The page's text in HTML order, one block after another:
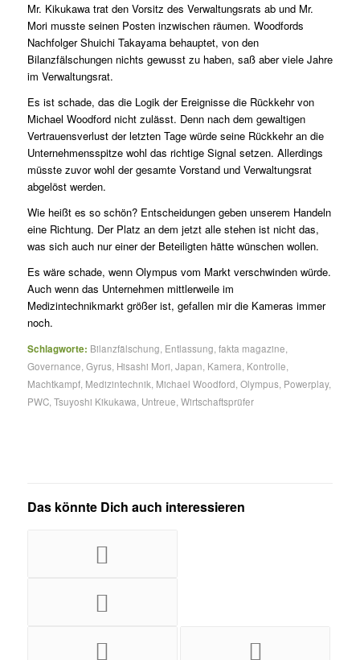
Mr. Kikukawa trat den Vorsitz des Verwaltungsrats ab und Mr.
Mori musste seinen Posten inzwischen räumen. Woodfords
Nachfolger Shuichi Takayama behauptet, von den
Bilanzfälschungen nichts gewusst zu haben, saß aber viele Jahre
im Verwaltungsrat.
Es ist schade, das die Logik der Ereignisse die Rückkehr von
Michael Woodford nicht zulässt. Denn nach dem gewaltigen
Vertrauensverlust der letzten Tage würde seine Rückkehr an die
Unternehmensspitze wohl das richtige Signal setzen. Allerdings
müsste zuvor wohl der gesamte Vorstand und Verwaltungsrat
abgelöst werden.
Wie heißt es so schön? Entscheidungen geben unserem Handeln
eine Richtung. Der Platz an dem jetzt alle stehen ist nicht das,
was sich auch nur einer der Beteiligten hätte wünschen wollen.
Es wäre schade, wenn Olympus vom Markt verschwinden würde.
Auch wenn das Unternehmen mittlerweile im
Medizintechnikmarkt größer ist, gefallen mir die Kameras immer
noch.
Schlagworte: Bilanzfälschung, Entlassung,fakta magazine,
Governance,Gyrus, Hisashi Mori,Japan, Kamera, Kontrolle,
Machtkampf, Medizintechnik, Michael Woodford,Olympus, Powerplay,
PWC,Tsuyoshi Kikukawa, Untreue,Wirtschaftsprüfer
Das könnte Dich auch interessieren